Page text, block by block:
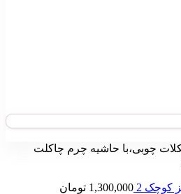
چوبی،با حاشیه چرم چاکلت
کوچک 2 1,300,000 تومان